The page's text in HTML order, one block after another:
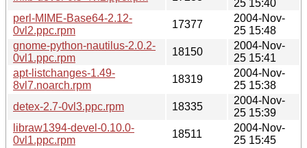
25 15:40
perl-MIME-Base64-2.12-
0vl2.ppc.rpm
17377
2004-Nov-
25 15:48
gnome-python-nautilus-2.0.2-
0vl1.ppc.rpm
18150
2004-Nov-
25 15:41
apt-listchanges-1.49-
8vl7.noarch.rpm
18319
2004-Nov-
25 15:38
detex-2.7-0vl3.ppc.rpm
18335
2004-Nov-
25 15:39
libraw1394-devel-0.10.0-
0vl1.ppc.rpm
18511
2004-Nov-
25 15:45